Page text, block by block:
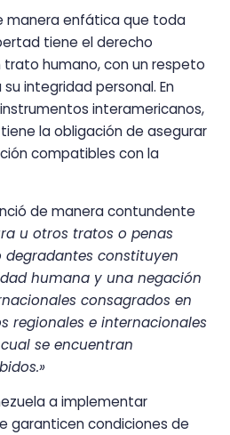
manera enfática que toda
tiene el derecho
trato humano, con un respeto
integridad personal. En
interamericanos,
la obligación de asegurar
compatibles con la
de manera contundente
u otros tratos o penas
degradantes constituyen
humana y una negación
consagrados en
regionales e internacionales
se encuentran
a implementar
garanticen condiciones de